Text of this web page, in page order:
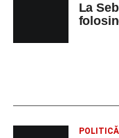
La
POLITICĂ